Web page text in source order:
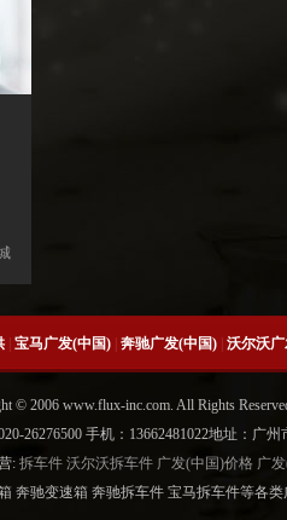
宝马广发(中国) 奔驰广发(中国) 沃尔沃
© 2006 www.flux-inc.com. All Rights
26276500 手机：13662481022地址：广
: 拆车件 沃尔沃拆车件 广发(中国)价格 广
奔驰变速箱 奔驰拆车件 宝马拆车件等各